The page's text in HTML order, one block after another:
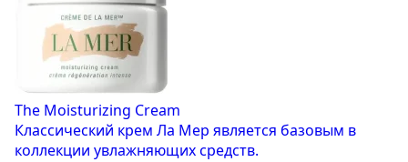
The Moisturizing Cream
Классический крем Ла Мер является базовым в
коллекции увлажняющих средств.